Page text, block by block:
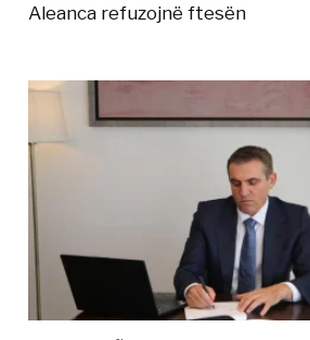
Aleanca refuzojnë ftesën